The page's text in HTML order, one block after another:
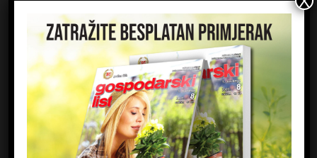
Pretplata
Uvjeti korištenja
Prijavite se na newsletter